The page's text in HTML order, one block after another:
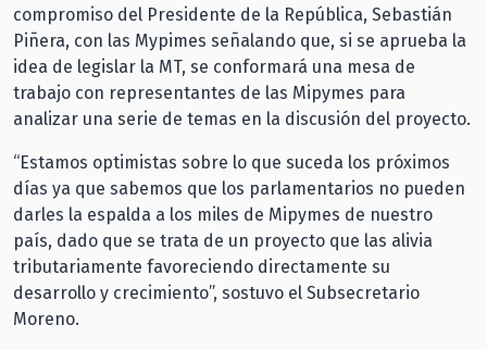
compromiso del Presidente de la República, Sebastián
Piñera, con las Mypimes señalando que, si se aprueba la
idea de legislar la MT, se conformará una mesa de
trabajo con representantes de las Mipymes para
analizar una serie de temas en la discusión del proyecto.
“Estamos optimistas sobre lo que suceda los próximos
días ya que sabemos que los parlamentarios no pueden
darles la espalda a los miles de Mipymes de nuestro
país, dado que se trata de un proyecto que las alivia
tributariamente favoreciendo directamente su
desarrollo y crecimiento”, sostuvo el Subsecretario
Moreno.